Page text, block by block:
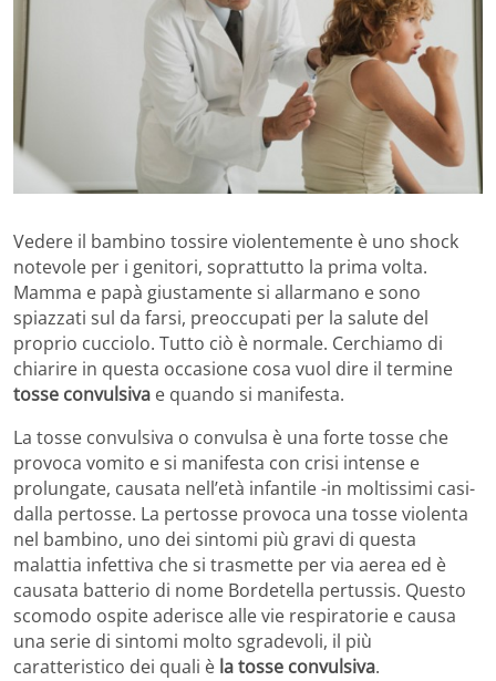
Vedere il bambino tossire violentemente è uno shock
notevole per i genitori, soprattutto la prima volta.
Mamma e papà giustamente si allarmano e sono
spiazzati sul da farsi, preoccupati per la salute del
proprio cucciolo. Tutto ciò è normale. Cerchiamo di
chiarire in questa occasione cosa vuol dire il termine
tosse convulsiva e quando si manifesta.
La tosse convulsiva o convulsa è una forte tosse che
provoca vomito e si manifesta con crisi intense e
prolungate, causata nell’età infantile -in moltissimi casi-
dalla pertosse. La pertosse provoca una tosse violenta
nel bambino, uno dei sintomi più gravi di questa
malattia infettiva che si trasmette per via aerea ed è
causata batterio di nome Bordetella pertussis. Questo
scomodo ospite aderisce alle vie respiratorie e causa
una serie di sintomi molto sgradevoli, il più
caratteristico dei quali è la tosse convulsiva.